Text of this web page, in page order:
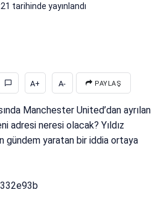
tarihinde yayınlandı
A+ A- PAYLAŞ
Manchester United’dan ayrılan
adresi neresi olacak? Yıldız
gündem yaratan bir iddia ortaya